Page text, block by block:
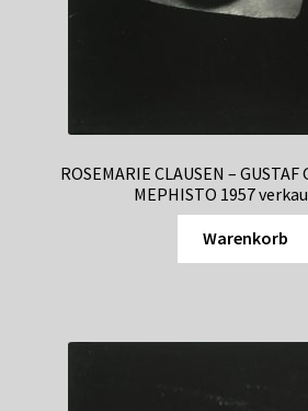
ROSEMARIE CLAUSEN – GUSTAF
MEPHISTO 1957
Warenkorb